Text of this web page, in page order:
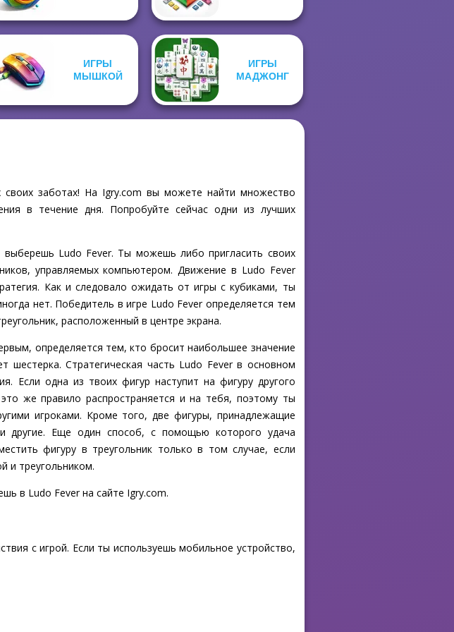
ИГРЫ
МЫШКОЙ
ИГРЫ
МАДЖОНГ
заботах! На Igry.com вы можете найти множество
в течение дня. Попробуйте сейчас одни из лучших
Ludo Fever. Ты можешь либо пригласить своих
управляемых компьютером. Движение в Ludo Fever
Как и следовало ожидать от игры с кубиками, ты
нет. Победитель в игре Ludo Fever определяется тем
расположенный в центре экрана.
определяется тем, кто бросит наибольшее значение
Стратегическая часть Ludo Fever в основном
Если одна из твоих фигур наступит на фигуру другого
же правило распространяется и на тебя, поэтому ты
игроками. Кроме того, две фигуры, принадлежащие
другие. Еще один способ, с помощью которого удача
фигуру в треугольник только в том случае, если
и треугольником.
в Ludo Fever на сайте Igry.com.
с игрой. Если ты используешь мобильное устройство,